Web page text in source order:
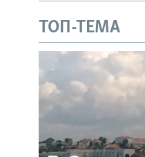
ТОП-ТЕМА